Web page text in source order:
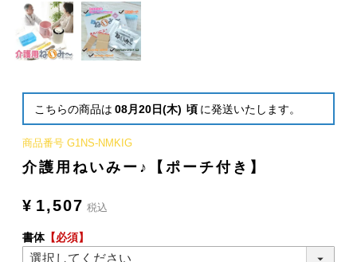
こちらの商品は 08月20日(木) 頃 に発送いたします。
商品番号 G1NS-NMKIG
介護用ねいみー♪【ポーチ付き】
¥ 1,507 税込
書体【必須】